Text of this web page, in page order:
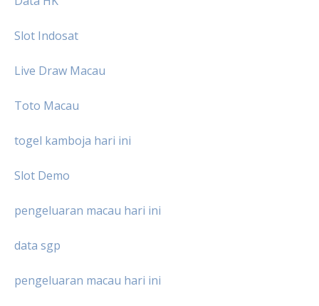
Slot Indosat
Live Draw Macau
Toto Macau
togel kamboja hari ini
Slot Demo
pengeluaran macau hari ini
data sgp
pengeluaran macau hari ini